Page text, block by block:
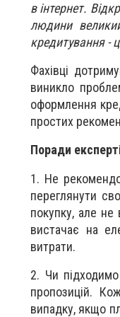
в інтернет.
людини
кредитування -
Фахівці
виникло
оформлення
простих
Поради
1. Не
переглянути
покупку, але
вистачає на
витрати.
2. Чи
пропозицій.
випадку, якщо